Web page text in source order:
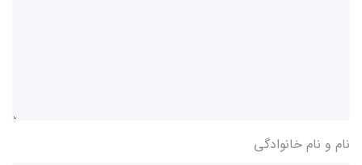
نام و نام خانوادگی